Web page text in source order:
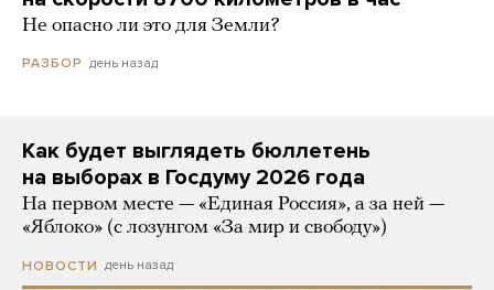
Не опасно ли это для Земли?
РАЗБОР день назад
Как будет выглядеть бюллетень
на выборах в Госдуму 2026 года
На первом месте — «Единая Россия», а за ней —
«Яблоко» (с лозунгом «За мир и свободу»)
НОВОСТИ день назад